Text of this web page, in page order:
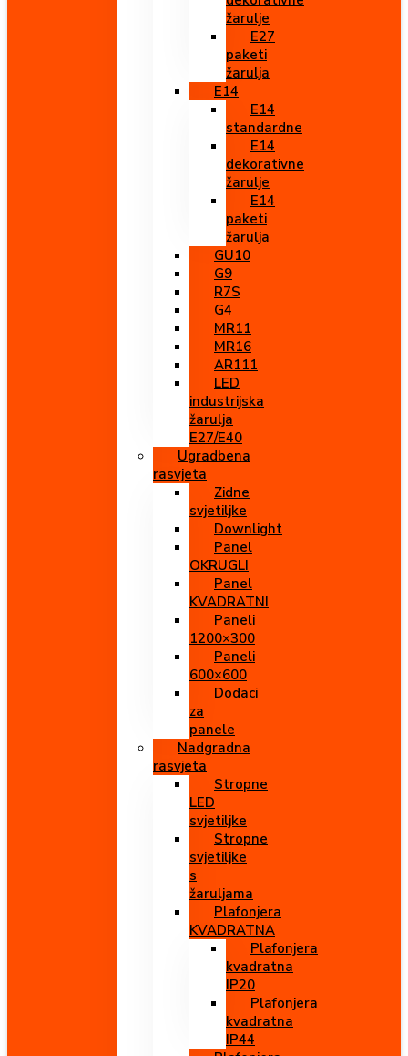
žarulje
E27
paketi
žarulja
E14
E14
standardne
E14
dekorativne
žarulje
E14
paketi
žarulja
GU10
G9
R7S
G4
MR11
MR16
AR111
LED
industrijska
žarulja
E27/E40
Ugradbena
rasvjeta
Zidne
svjetiljke
Downlight
Panel
OKRUGLI
Panel
KVADRATNI
Paneli
1200×300
Paneli
600×600
Dodaci
za
panele
Nadgradna
rasvjeta
Stropne
LED
svjetiljke
Stropne
svjetiljke
s
žaruljama
Plafonjera
KVADRATNA
Plafonjera
kvadratna
IP20
Plafonjera
kvadratna
IP44